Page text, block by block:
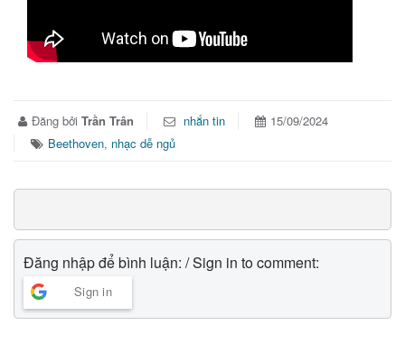
Đăng bởi Trần Trân nhắn tin
15/09/2024
Beethoven, nhạc dễ ngủ
Đăng nhập để bình luận: / Sign in to comment:
Sign in